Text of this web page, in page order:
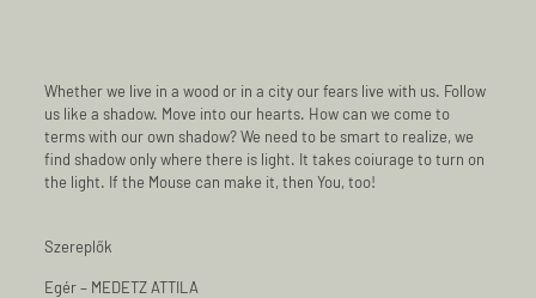
Whether we live in a wood or in a city our fears live with us. Follow
us like a shadow. Move into our hearts. How can we come to
terms with our own shadow? We need to be smart to realize, we
find shadow only where there is light. It takes coiurage to turn on
the light. If the Mouse can make it, then You, too!
Szereplők
Egér – MEDETZ ATTILA